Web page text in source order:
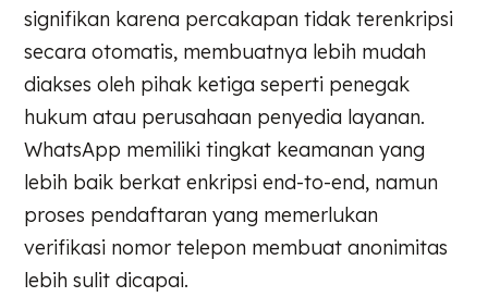
signifikan karena percakapan tidak terenkripsi
secara otomatis, membuatnya lebih mudah
diakses oleh pihak ketiga seperti penegak
hukum atau perusahaan penyedia layanan.
WhatsApp memiliki tingkat keamanan yang
lebih baik berkat enkripsi end-to-end, namun
proses pendaftaran yang memerlukan
verifikasi nomor telepon membuat anonimitas
lebih sulit dicapai.